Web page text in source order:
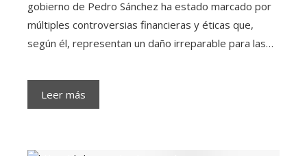
gobierno de Pedro Sánchez ha estado marcado por
múltiples controversias financieras y éticas que,
según él, representan un daño irreparable para las…
Leer más